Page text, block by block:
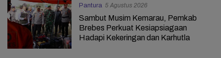
Pantura 5 Agustus 2026
Sambut Musim Kemarau, Pemkab
Brebes Perkuat Kesiapsiagaan
Hadapi Kekeringan dan Karhutla